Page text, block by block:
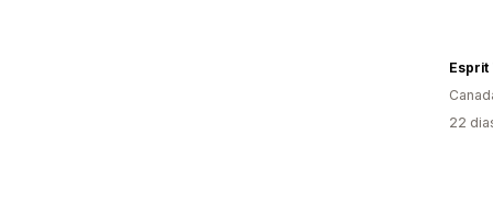
Esprit
22